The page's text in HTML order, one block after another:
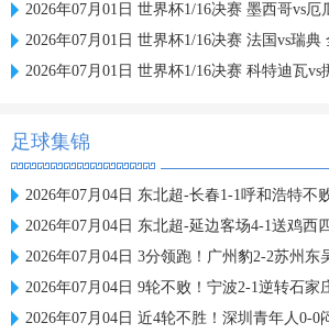
2026年07月01日 世界杯1/16决赛 墨西哥vs
2026年07月01日 世界杯1/16决赛 法国vs瑞典
2026年07月01日 世界杯1/16决赛 科特迪瓦vs
足球集锦
2026年07月04日 东北超-长春1-1呼和浩特不败领跑
2026年07月04日 东北超-延边客场4-1送鸡西
2026年07月04日 3分领跑！广州豹2-2苏州东吴 卡马拉救
2026年07月04日 9轮不败！宁波2-1逆转石家庄功夫 莱
2026年07月04日 近4轮不胜！深圳青年人0-0闷平南通支